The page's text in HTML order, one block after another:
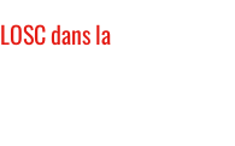
dans la